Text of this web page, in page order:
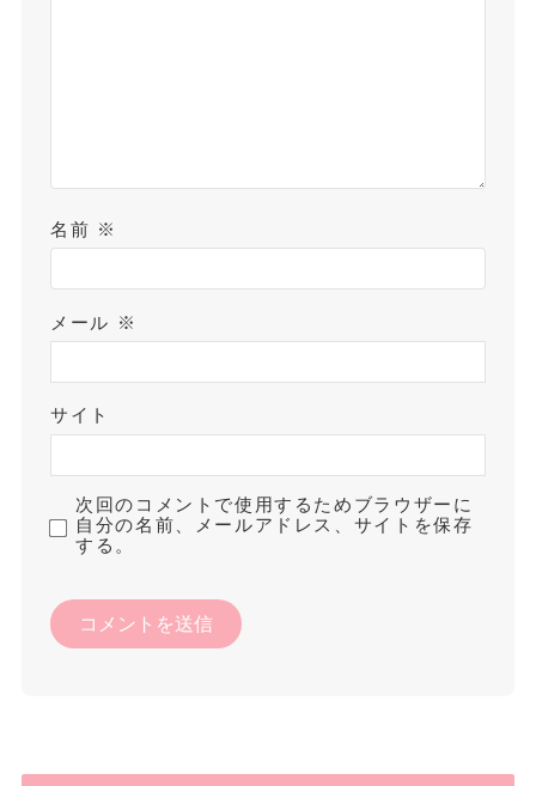
名前 ※
メール ※
サイト
次回のコメントで使用するためブラウザーに
自分の名前、メールアドレス、サイトを保存
する。